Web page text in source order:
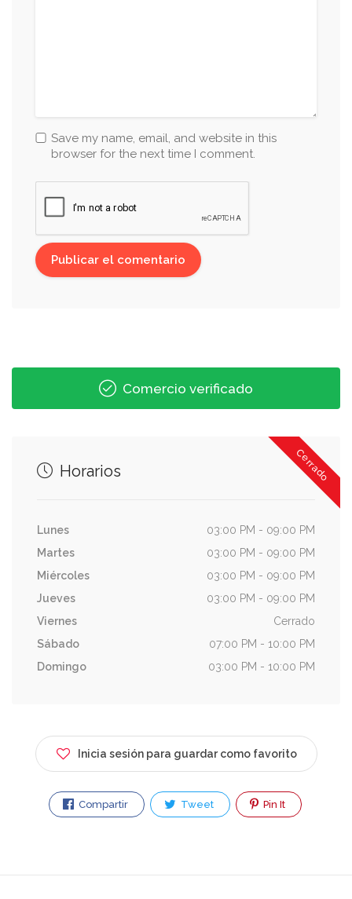
Save my name, email, and website in this
browser for the next time I comment.
Comercio verificado
Cerrado
Horarios
Lunes
03:00 PM - 09:00 PM
Martes
03:00 PM - 09:00 PM
Miércoles
03:00 PM - 09:00 PM
Jueves
03:00 PM - 09:00 PM
Viernes
Cerrado
Sábado
07:00 PM - 10:00 PM
Domingo
03:00 PM - 10:00 PM
Inicia sesión para guardar como favorito
Compartir Tweet Pin It